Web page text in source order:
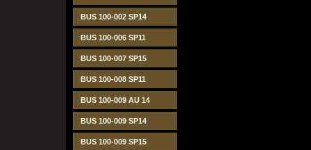
BUS 100-002 SP14
BUS 100-006 SP11
BUS 100-007 SP15
BUS 100-008 SP11
BUS 100-009 AU 14
BUS 100-009 SP14
BUS 100-009 SP15